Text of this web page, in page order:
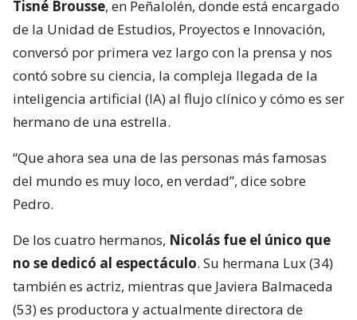
Tisné Brousse, en Peñalolén, donde está encargado
de la Unidad de Estudios, Proyectos e Innovación,
conversó por primera vez largo con la prensa y nos
contó sobre su ciencia, la compleja llegada de la
inteligencia artificial (IA) al flujo clínico y cómo es ser
hermano de una estrella.
“Que ahora sea una de las personas más famosas
del mundo es muy loco, en verdad”, dice sobre
Pedro.
De los cuatro hermanos, Nicolás fue el único que
no se dedicó al espectáculo. Su hermana Lux (34)
también es actriz, mientras que Javiera Balmaceda
(53) es productora y actualmente directora de